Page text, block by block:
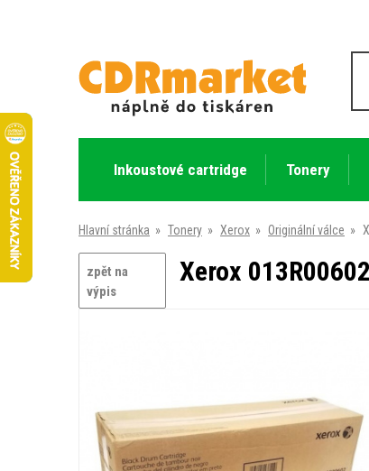
Inkoustové cartridge Tonery
Hlavní stránka » Tonery » Xerox » Originální válce »
zpět na
výpis
Xerox